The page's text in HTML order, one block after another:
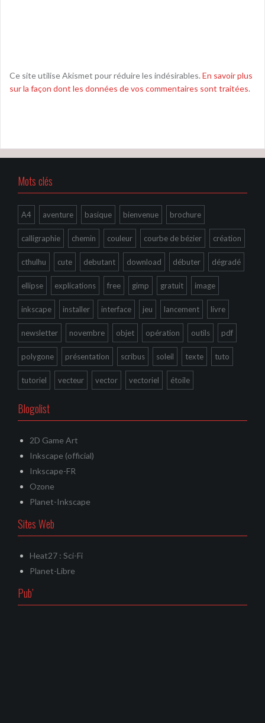
Ce site utilise Akismet pour réduire les indésirables. En savoir plus
sur la façon dont les données de vos commentaires sont traitées.
Mots clés
A4 aventure basique bienvenue brochure
calligraphie chemin couleur courbe de bézier création
cthulhu cute debutant download débuter dégradé
ellipse explications free gimp gratuit image
inkscape installer interface jeu lancement livre
newsletter novembre objet opération outils pdf
polygone présentation scribus soleil texte tuto
tutoriel vecteur vector vectoriel étoile
Blogolist
2D Game Art
Inkscape (official)
Inkscape-FR
Ozone
Planet-Inkscape
Sites Web
Heat27 : Sci-Fi
Planet-Libre
Pub’